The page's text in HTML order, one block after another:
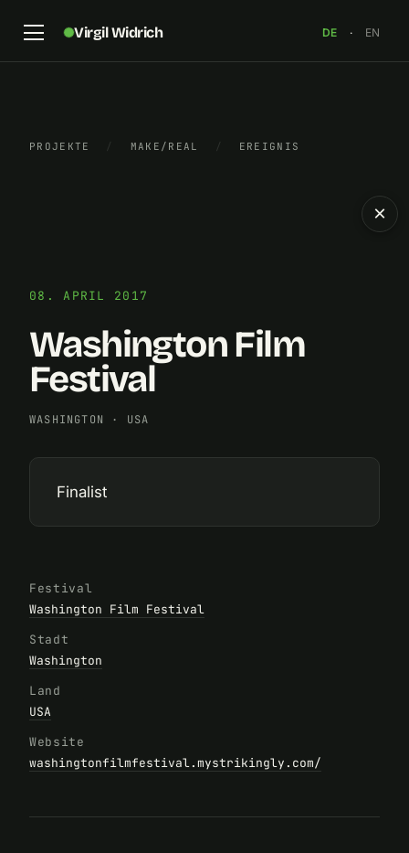
Virgil Widrich DE · EN
PROJEKTE / MAKE/REAL / EREIGNIS
08. APRIL 2017
Washington Film
Festival
WASHINGTON · USA
Finalist
Festival
Washington Film Festival
Stadt
Washington
Land
USA
Website
washingtonfilmfestival.mystrikingly.com/
×